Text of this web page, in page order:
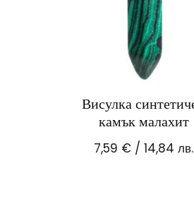
Висулка
камък малахит
7,59 € / 14,84 лв.